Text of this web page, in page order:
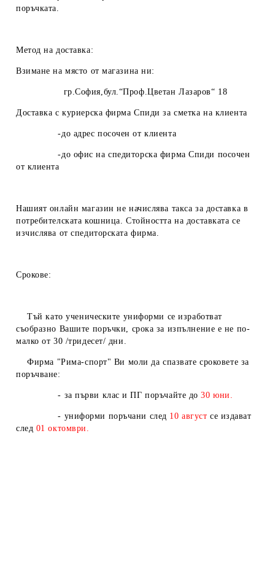
поръчката.
Метод на доставка:
Взимане на място от магазина ни:
гр.София,бул.“Проф.Цветан Лазаров“ 18
Доставка с куриерска фирма Спиди за сметка на клиента
-до адрес посочен от клиента
-до офис на спедиторска фирма Спиди посочен
от клиента
Нашият онлайн магазин не начислява такса за доставка в
потребителската кошница. Стойността на доставката се
изчислява от спедиторската фирма.
Срокове:
Тъй като ученическите униформи се изработват
съобразно Вашите поръчки, срока за изпълнение е не по-
малко от 30 /тридесет/ дни.
Фирма "Рима-спорт" Ви моли да спазвате сроковете за
поръчване:
- за първи клас и ПГ поръчайте до30 юни.
- униформи поръчани след 10 август се издават
след 01 октомври.